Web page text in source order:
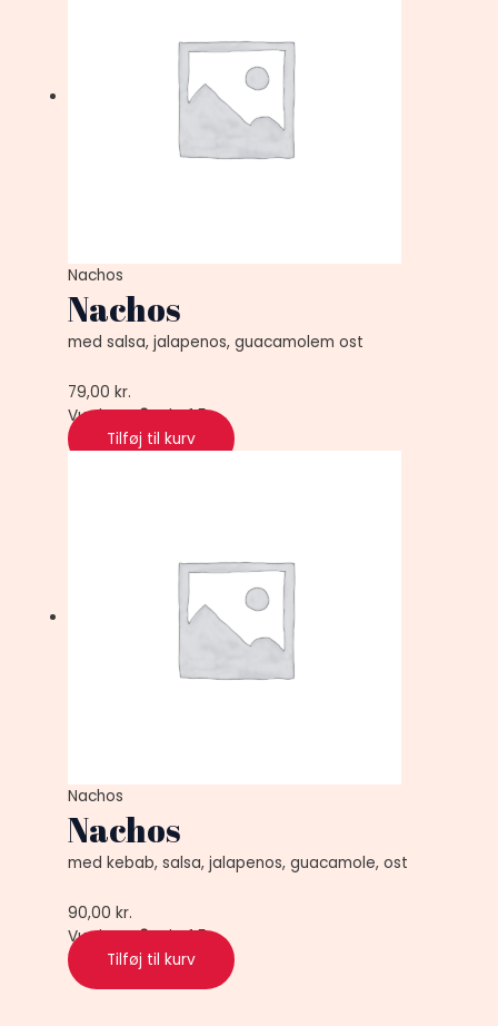
Nachos
Nachos
med salsa, jalapenos, guacamolem ost
79,00kr.
Vurderet0ud af 5
Tilføj til kurv
Nachos
Nachos
med kebab, salsa, jalapenos, guacamole, ost
90,00kr.
Vurderet0ud af 5
Tilføj til kurv